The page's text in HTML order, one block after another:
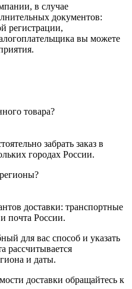
в случае
документов:
регистрации,
вы можете
товара?
забрать заказ в
городах России.
доставки: транспортные
почта России.
для вас способ и указать
рассчитывается
и даты.
доставки обращайтесь к